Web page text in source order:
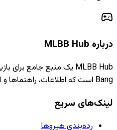
درباره MLBB Hub
Bang است که اطلاعات، راهنماها و اخبار به‌روز را ارائه می‌دهد.
لینک‌های سریع
رده‌بندی هیروها